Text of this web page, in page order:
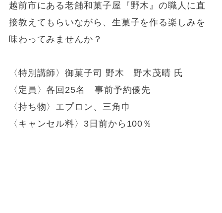
越前市にある老舗和菓子屋『野木』の職人に直
接教えてもらいながら、生菓子を作る楽しみを
味わってみませんか？
〈特別講師〉御菓子司 野木 野木茂晴 氏
〈定員〉各回25名 事前予約優先
〈持ち物〉エプロン、三角巾
〈キャンセル料〉3日前から100％